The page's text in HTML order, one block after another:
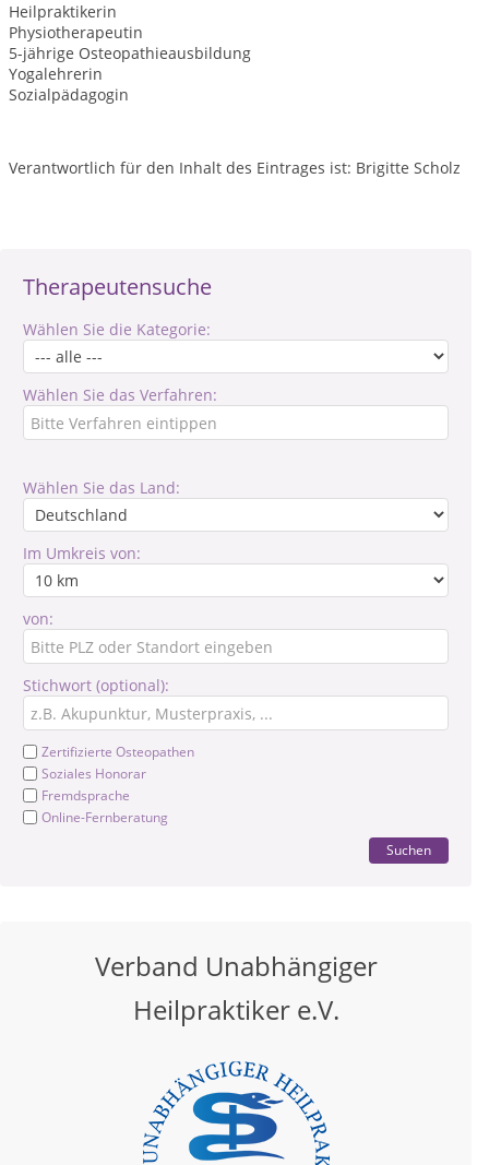
Therapeutensuche
Wählen Sie die Kategorie:
Wählen Sie das Verfahren:
Wählen Sie das Land:
Im Umkreis von:
von:
Stichwort (optional):
Zertifizierte Osteopathen
Soziales Honorar
Fremdsprache
Online-Fernberatung
Suchen
Verband Unabhängiger
Heilpraktiker e.V.
Heilpraktikerin
Physiotherapeutin
5-jährige Osteopathieausbildung
Yogalehrerin
Sozialpädagogin
Verantwortlich für den Inhalt des Eintrages ist: Brigitte Scholz